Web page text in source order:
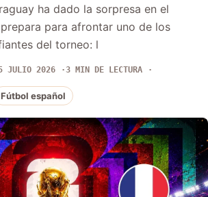
ha dado la sorpresa en el
para afrontar uno de los
del torneo: l
5 JULIO 2026
3 MIN DE LECTURA
Fútbol español